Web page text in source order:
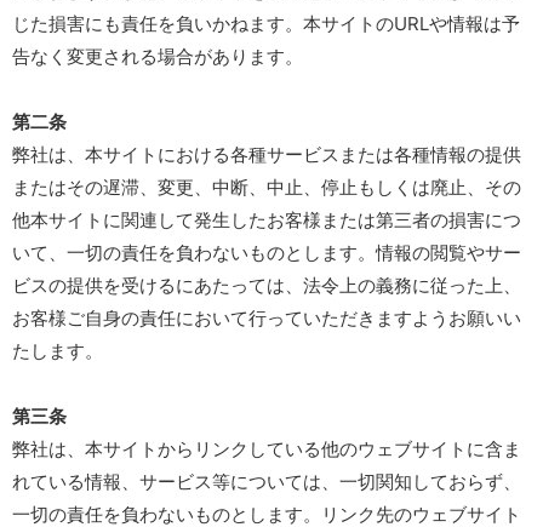
じた損害にも責任を負いかねます。本サイトのURLや情報は予
告なく変更される場合があります。
第二条
弊社は、本サイトにおける各種サービスまたは各種情報の提供
またはその遅滞、変更、中断、中止、停止もしくは廃止、その
他本サイトに関連して発生したお客様または第三者の損害につ
いて、一切の責任を負わないものとします。情報の閲覧やサー
ビスの提供を受けるにあたっては、法令上の義務に従った上、
お客様ご自身の責任において行っていただきますようお願いい
たします。
第三条
弊社は、本サイトからリンクしている他のウェブサイトに含ま
れている情報、サービス等については、一切関知しておらず、
一切の責任を負わないものとします。リンク先のウェブサイト